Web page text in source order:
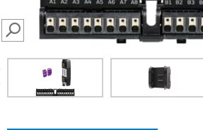
SEARCH